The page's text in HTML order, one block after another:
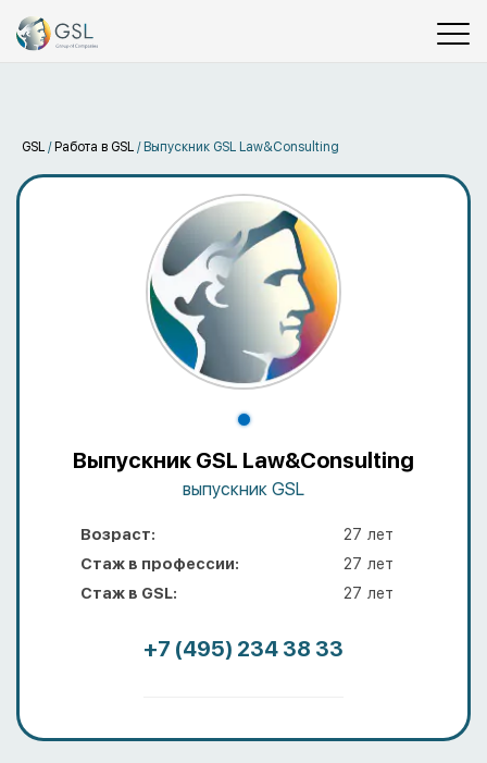
GSL / Работа в GSL / Выпускник GSL Law&Consulting
Выпускник GSL Law&Consulting
выпускник GSL
Возраст: 27 лет
Стаж в профессии:
27 лет
Стаж в GSL:
27 лет
+7 (495) 234 38 33